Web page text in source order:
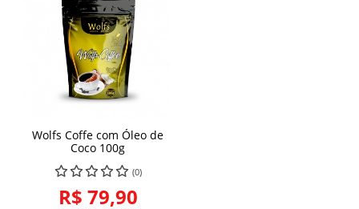
Wolfs Coffe com Óleo de
Coco 100g
(0)
R$ 79,90